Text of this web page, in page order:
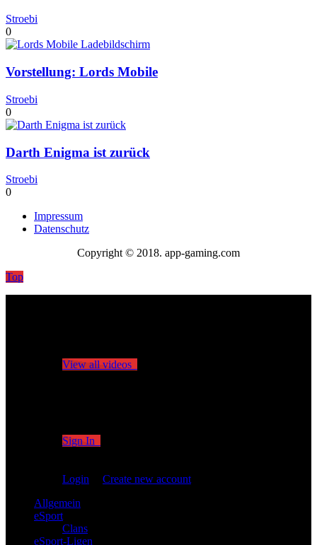
Stroebi
0
Vorstellung: Lords Mobile
Stroebi
0
Darth Enigma ist zurück
Stroebi
0
Impressum
Datenschutz
Copyright © 2018. app-gaming.com
Top
View all videos
Sign In
Login
Create new account
Allgemein
eSport
Clans
eSport-Ligen